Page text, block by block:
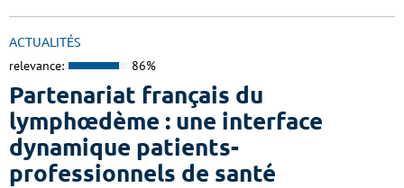
ACTUALITÉS
relevance: 86%
Partenariat français du
lymphœdème : une interface
dynamique patients-
professionnels de santé